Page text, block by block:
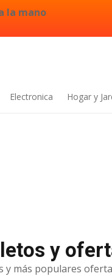
la mano
Electronica Hogar y
y
y más populares